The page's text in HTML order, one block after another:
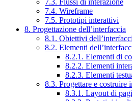
7.3. Flussi di interazione
7.4. Wireframe
7.5. Prototipi interattivi
8. Progettazione dell’interfaccia
8.1. Obiettivi
8.2. Elementi
8.2.1. Elementi di
8.2.2. Elementi
8.2.3. Elementi
8.3. Progettare e costruire
8.3.1. Layout di